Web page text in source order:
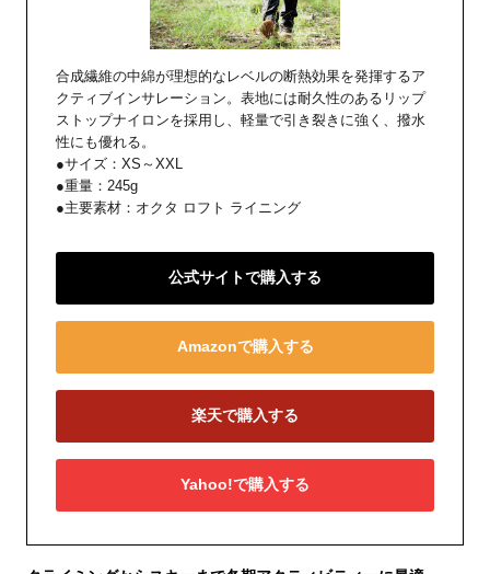
合成繊維の中綿が理想的なレベルの断熱効果を発揮するア
クティブインサレーション。表地には耐久性のあるリップ
ストップナイロンを採用し、軽量で引き裂きに強く、撥水
性にも優れる。
●サイズ：XS～XXL
●重量：245g
●主要素材：オクタ ロフト ライニング
公式サイトで購入する
Amazonで購入する
楽天で購入する
Yahoo!で購入する